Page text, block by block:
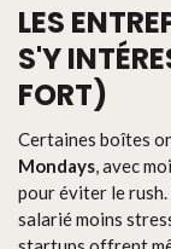
LES
S'Y
FORT)
Certaines boîtes
Mondays, avec
pour éviter le rush.
salarié moins